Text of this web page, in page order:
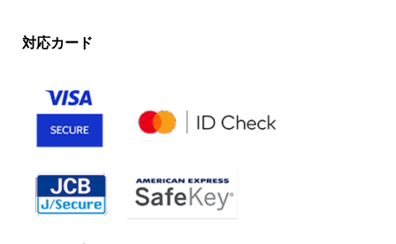
対応カード